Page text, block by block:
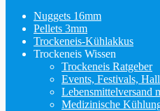
Nuggets 16mm
Pellets 3mm
Trockeneis-Kühlakkus
Trockeneis Wissen
Trockeneis Ratgeber
Events, Festivals,
Lebensmittelversand
Medizinische